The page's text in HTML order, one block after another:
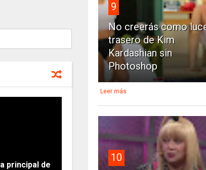
principal de
9
No creerás como
trasero de Kim
Kardashian sin
Photoshop
Leer más
10